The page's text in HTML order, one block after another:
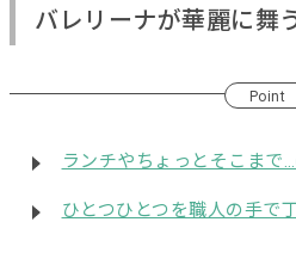
バレリーナが華麗に舞
Point
ランチやちょっとそこまで
ひとつひとつを職人の手で